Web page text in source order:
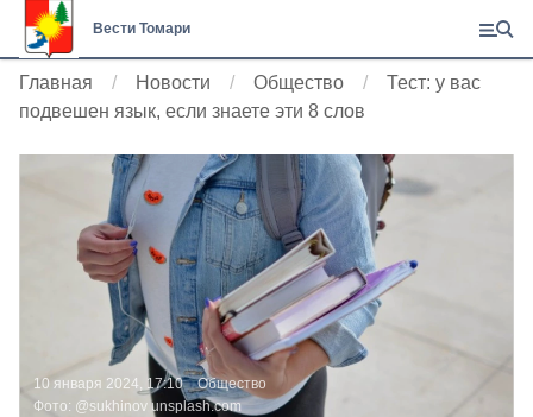
Вести Томари
Главная Новости Общество
Тест: у вас
подвешен язык, если знаете эти 8 слов
10 января 2024, 17:10
Общество
Фото: @sukhinov unsplash.com